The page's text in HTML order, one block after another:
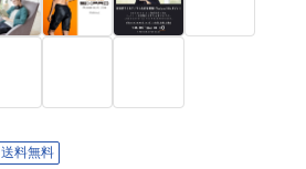
送料無料